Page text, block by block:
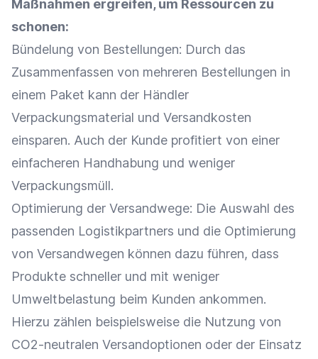
Maßnahmen ergreifen, um Ressourcen zu
schonen:
Bündelung von Bestellungen: Durch das
Zusammenfassen von mehreren Bestellungen in
einem Paket kann der Händler
Verpackungsmaterial und Versandkosten
einsparen. Auch der Kunde profitiert von einer
einfacheren Handhabung und weniger
Verpackungsmüll.
Optimierung der Versandwege: Die Auswahl des
passenden Logistikpartners und die Optimierung
von Versandwegen können dazu führen, dass
Produkte schneller und mit weniger
Umweltbelastung beim Kunden ankommen.
Hierzu zählen beispielsweise die Nutzung von
CO2-neutralen Versandoptionen oder der Einsatz